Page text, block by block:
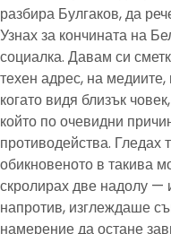
разбира Булгаков, да
Узнах за кончината на
социалка. Давам си
техен адрес, на
когато видя близък
който по очевидни
противодейства. Гледах
обикновеното в такива
скролирах две надолу —
напротив, изглеждаше
намерение да остане